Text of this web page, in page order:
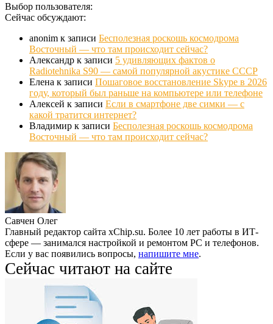
Выбор пользователя:
Сейчас обсуждают:
anonim к записи Бесполезная роскошь космодрома
Восточный — что там происходит сейчас?
Александр к записи 5 удивляющих фактов о
Radiotehnika S90 — самой популярной акустике СССР
Елена к записи Пошаговое восстановление Skype в 2026
году, который был раньше на компьютере или телефоне
Алексей к записи Если в смартфоне две симки — с
какой тратится интернет?
Владимир к записи Бесполезная роскошь космодрома
Восточный — что там происходит сейчас?
Савчен Олег
Главный редактор сайта xChip.su. Более 10 лет работы в ИТ-
сфере — занимался настройкой и ремонтом PC и телефонов.
Если у вас появились вопросы, напишите мне.
Сейчас читают на сайте